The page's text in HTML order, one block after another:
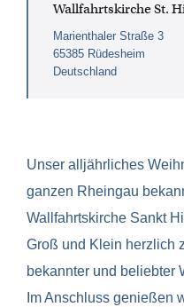
Wallfahrtskirche St.
Marienthaler Straße 3
65385 Rüdesheim
Deutschland
Unser alljährliches
ganzen Rheingau
Wallfahrtskirche Sankt
Groß und Klein herzlich
bekannter und beliebter
Im Anschluss genießen